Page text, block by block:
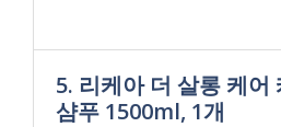
5. 리케아 더 살롱 케어
샴푸 1500ml, 1개